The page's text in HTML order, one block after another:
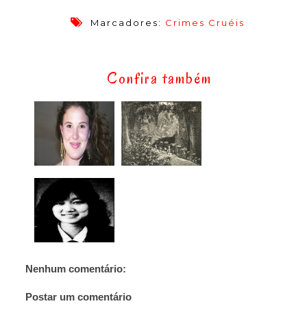
Marcadores: Crimes Cruéis
Confira também
Nenhum comentário:
Postar um comentário